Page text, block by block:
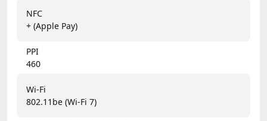
NFC
+ (Apple Pay)
PPI
460
Wi-Fi
802.11be (Wi-Fi 7)